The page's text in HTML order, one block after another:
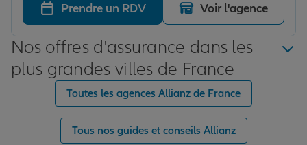
Prendre un RDV Voir l'agence
Nos offres d'assurance dans les
plus grandes villes de France
Toutes les agences Allianz de France
Tous nos guides et conseils Allianz